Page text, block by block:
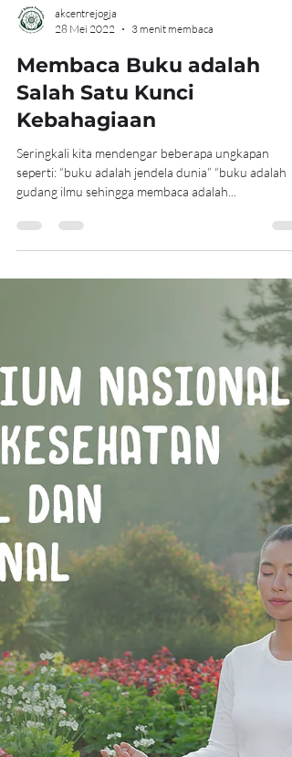
akcentrejogja
28 Mei 2022
3 menit membaca
Membaca Buku adalah
Salah Satu Kunci
gudang ilmu sehingga membaca adalah...